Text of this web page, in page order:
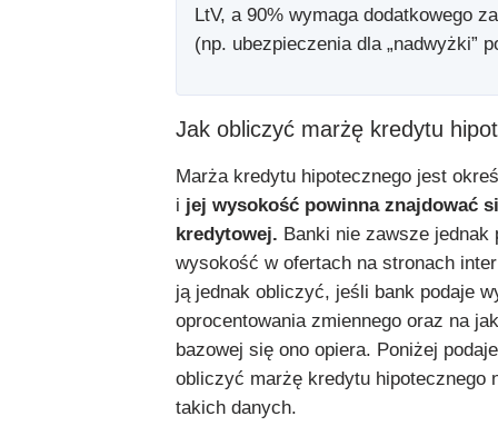
LtV, a 90% wymaga dodatkowego
(np. ubezpieczenia dla „nadwyżki”
Jak obliczyć marżę kredytu
Marża kredytu hipotecznego jest
i jej wysokość powinna znajdować
kredytowej. Banki nie zawsze jednak
wysokość w ofertach na stronach
ją jednak obliczyć, jeśli bank podaje
oprocentowania zmiennego oraz na
bazowej się ono opiera. Poniżej
obliczyć marżę kredytu hipotecznego
takich danych.